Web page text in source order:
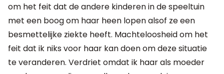
om het feit dat de andere kinderen in de speeltuin
met een boog om haar heen lopen alsof ze een
besmettelijke ziekte heeft. Machteloosheid om het
feit dat ik niks voor haar kan doen om deze situatie
te veranderen. Verdriet omdat ik haar als moeder